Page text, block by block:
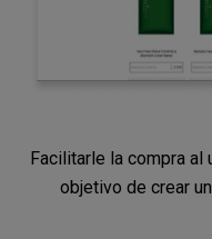
Facilitarle la compra
objetivo de crear